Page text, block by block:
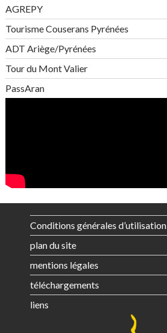
AGREPY
Tourisme Couserans Pyrénées
ADT Ariège/Pyrénées
Tour du Mont Valier
PassAran
Conditions générales d’utilisation
plan du site
mentions légales
téléchargements
liens